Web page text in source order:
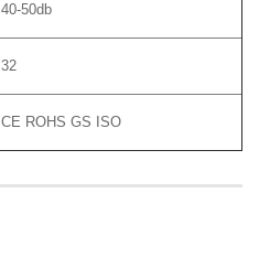
40-50db
32
CE ROHS GS ISO